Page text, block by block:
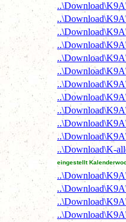
..\Download\K-
eingestellt